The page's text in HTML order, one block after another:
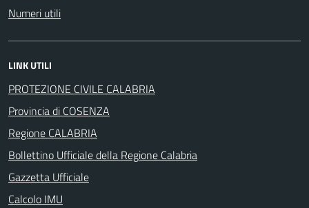
Numeri utili
LINK UTILI
PROTEZIONE CIVILE CALABRIA
Provincia di COSENZA
Regione CALABRIA
Bollettino Ufficiale della Regione Calabria
Gazzetta Ufficiale
Calcolo IMU